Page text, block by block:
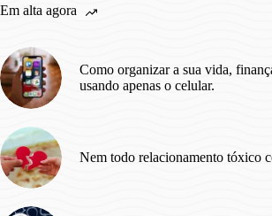
Em alta agora
Como organizar a sua vida,
usando apenas o celular.
Nem todo relacionamento tóxico